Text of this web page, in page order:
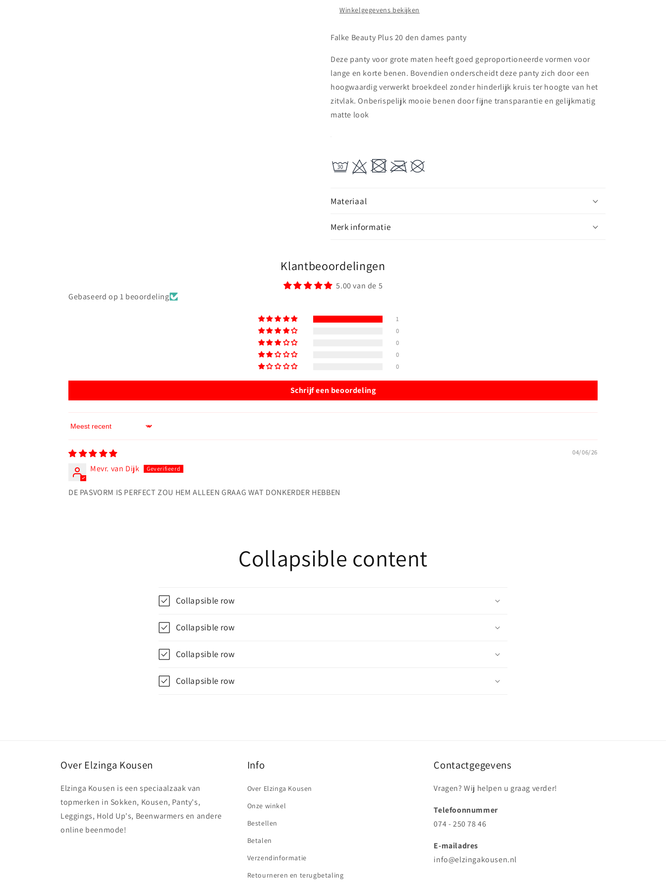
Winkelgegevens bekijken
Falke Beauty Plus 20 den dames panty
Deze panty voor grote maten heeft goed geproportioneerde vormen voor
lange en korte benen. Bovendien onderscheidt deze panty zich door een
hoogwaardig verwerkt broekdeel zonder hinderlijk kruis ter hoogte van het
zitvlak. Onberispelijk mooie benen door fijne transparantie en gelijkmatig
matte look
Materiaal
Merk informatie
Klantbeoordelingen
5.00 van de 5
Gebaseerd op 1 beoordeling
1
0
0
0
0
Schrijf een beoordeling
Sort by
04/06/26
Mevr. van Dijk
DE PASVORM IS PERFECT ZOU HEM ALLEEN GRAAG WAT DONKERDER HEBBEN
Collapsible content
Collapsible row
Collapsible row
Collapsible row
Collapsible row
Over Elzinga Kousen
Elzinga Kousen is een speciaalzaak van
topmerken in Sokken, Kousen, Panty's,
Leggings, Hold Up's, Beenwarmers en andere
online beenmode!
Info
Over Elzinga Kousen
Onze winkel
Bestellen
Betalen
Verzendinformatie
Retourneren en terugbetaling
Contactgegevens
Vragen? Wij helpen u graag verder!
Telefoonnummer
074 - 250 78 46
E-mailadres
info@elzingakousen.nl